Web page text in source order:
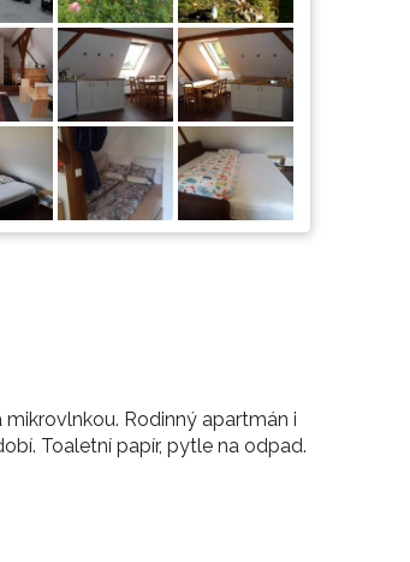
Rodinný apartmán i
Toaletní papír, pytle na odpad.